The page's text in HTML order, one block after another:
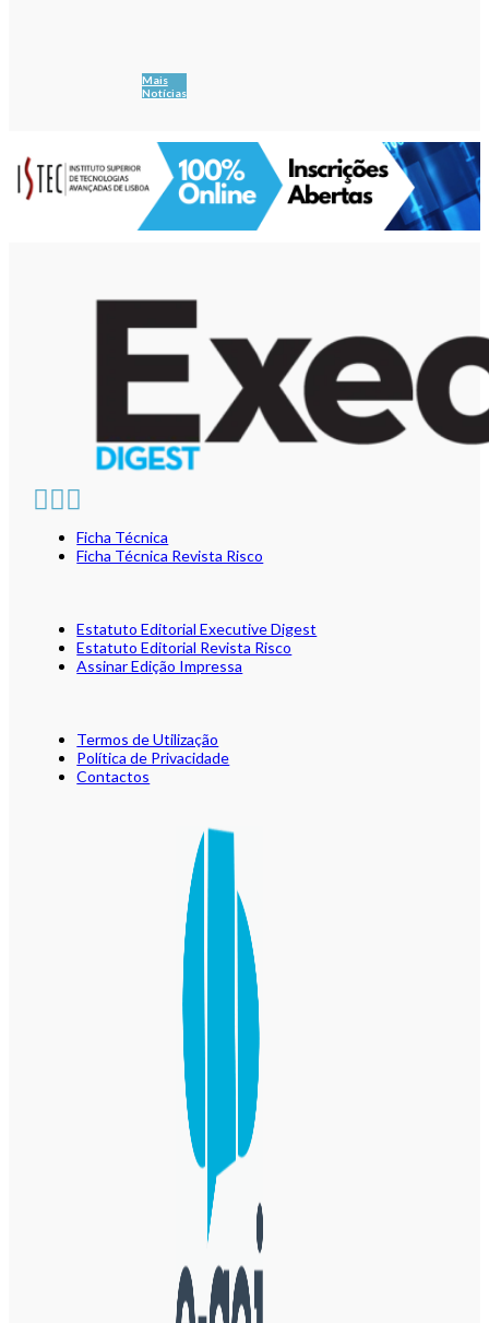
Mais
Notícias
Ficha Técnica
Ficha Técnica Revista Risco
Estatuto Editorial Executive Digest
Estatuto Editorial Revista Risco
Assinar Edição Impressa
Termos de Utilização
Política de Privacidade
Contactos